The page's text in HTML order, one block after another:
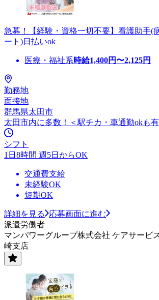
急募！【経験・資格一切不要】看護助手(
ート)日払いok
医療・福祉系時給1,400円〜2,125円
勤務地
面接地
群馬県太田市
太田市内に多数！＜駅チカ・車通勤okも有
シフト
1日8時間 週5日からOK
交通費支給
未経験OK
短期OK
詳細を見る
応募画面に進む
派遣労働者
マンパワーグループ株式会社 ケアサービ
崎支店